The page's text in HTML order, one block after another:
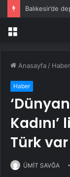
Menü
Anasayfa / Haber
Haber
Türk var
ÜMİT SAVĞA